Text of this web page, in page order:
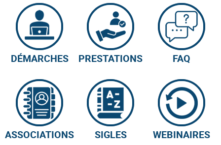
DÉMARCHES PRESTATIONS FAQ
ASSOCIATIONS SIGLES WEBINAIRES